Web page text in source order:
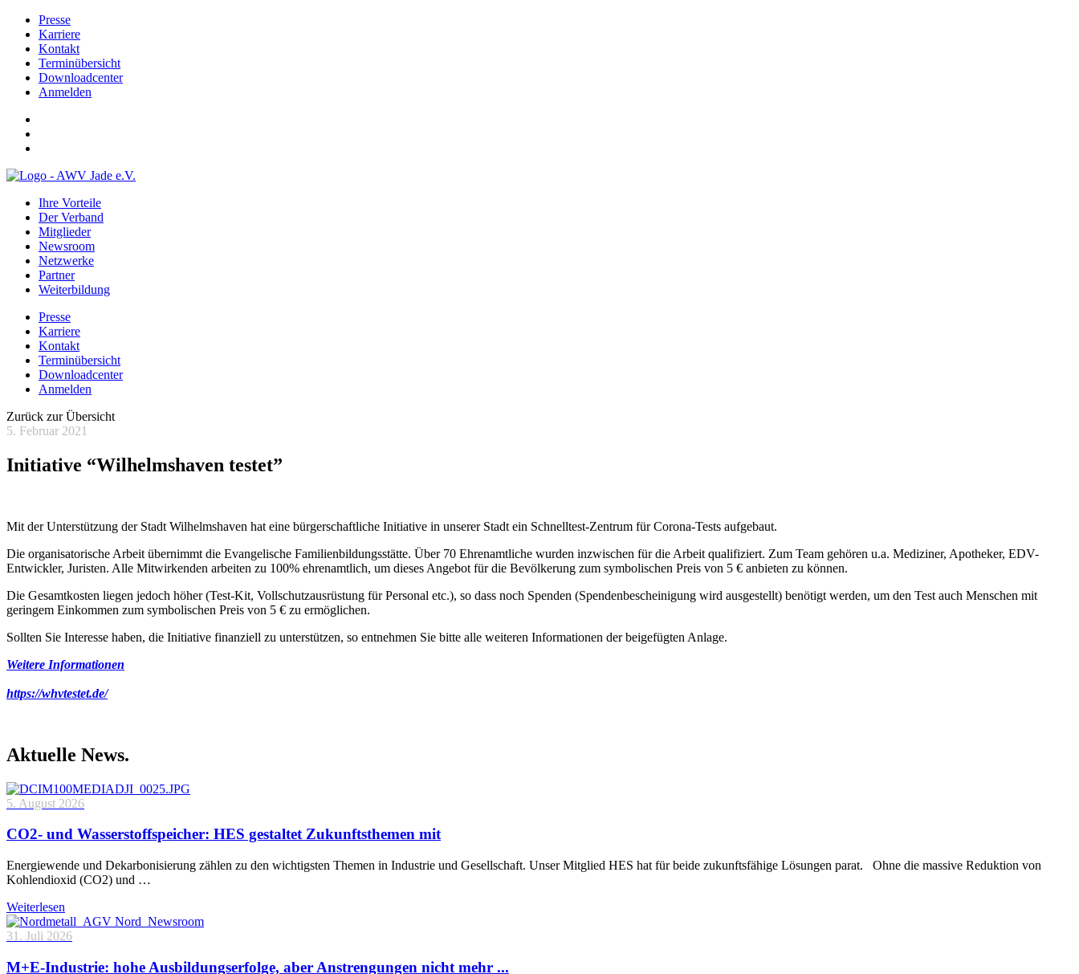
Presse
Karriere
Kontakt
Terminübersicht
Downloadcenter
Anmelden
Ihre Vorteile
Der Verband
Mitglieder
Newsroom
Netzwerke
Partner
Weiterbildung
Presse
Karriere
Kontakt
Terminübersicht
Downloadcenter
Anmelden
Zurück zur Übersicht
5. Februar 2021
Initiative “Wilhelmshaven testet”
Mit der Unterstützung der Stadt Wilhelmshaven hat eine bürgerschaftliche Initiative in unserer Stadt ein Schnelltest-Zentrum für Corona-Tests aufgebaut.
Die organisatorische Arbeit übernimmt die Evangelische Familienbildungsstätte. Über 70 Ehrenamtliche wurden inzwischen für die Arbeit qualifiziert. Zum Team gehören u.a. Mediziner, Apotheker, EDV-
Entwickler, Juristen. Alle Mitwirkenden arbeiten zu 100% ehrenamtlich, um dieses Angebot für die Bevölkerung zum symbolischen Preis von 5 € anbieten zu können.
Die Gesamtkosten liegen jedoch höher (Test-Kit, Vollschutzausrüstung für Personal etc.), so dass noch Spenden (Spendenbescheinigung wird ausgestellt) benötigt werden, um den Test auch Menschen mit
geringem Einkommen zum symbolischen Preis von 5 € zu ermöglichen.
Sollten Sie Interesse haben, die Initiative finanziell zu unterstützen, so entnehmen Sie bitte alle weiteren Informationen der beigefügten Anlage.
Weitere Informationen
https://whvtestet.de/
Aktuelle News.
5. August 2026
CO2- und Wasserstoffspeicher: HES gestaltet Zukunftsthemen mit
Energiewende und Dekarbonisierung zählen zu den wichtigsten Themen in Industrie und Gesellschaft. Unser Mitglied HES hat für beide zukunftsfähige Lösungen parat. Ohne die massive Reduktion von
Kohlendioxid (CO2) und …
Weiterlesen
31. Juli 2026
M+E-Industrie: hohe Ausbildungserfolge, aber Anstrengungen nicht mehr ...